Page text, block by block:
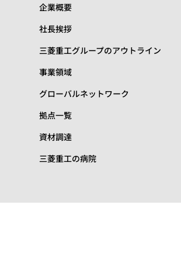
企業概要
社長挨拶
三菱重工グループのアウトライン
事業領域
グローバルネットワーク
拠点一覧
資材調達
三菱重工の病院